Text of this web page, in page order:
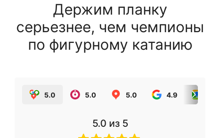
Держим планку
серьезнее, чем чемпионы
по фигурному катанию
5.0 5.0 5.0 4.9
5.0 из 5